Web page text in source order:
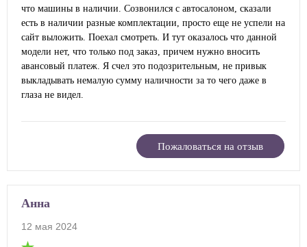
что машины в наличии. Созвонился с автосалоном, сказали
есть в наличии разные комплектации, просто еще не успели на
сайт выложить. Поехал смотреть. И тут оказалось что данной
модели нет, что только под заказ, причем нужно вносить
авансовый платеж. Я счел это подозрительным, не привык
выкладывать немалую сумму наличности за то чего даже в
глаза не видел.
Пожаловаться на отзыв
Анна
12 мая 2024